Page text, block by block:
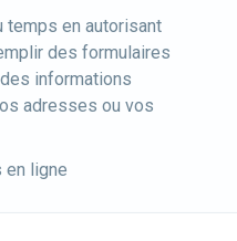
temps en autorisant
des formulaires
informations
adresses ou vos
en ligne